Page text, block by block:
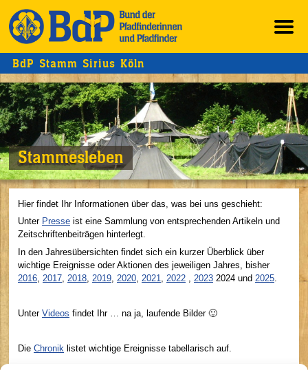
BdP Stamm Sirius Köln
Stammesleben
Hier findet Ihr Informationen über das, was bei uns geschieht:
Unter Presse ist eine Sammlung von entsprechenden Artikeln und
Zeitschriftenbeiträgen hinterlegt.
In den Jahresübersichten findet sich ein kurzer Überblick über
wichtige Ereignisse oder Aktionen des jeweiligen Jahres, bisher
2016 2017 2018 2019 2020 2021 2022 2023 2024 und 2025
Unter Videos findet Ihr … na ja, laufende Bilder 🙂
Die Chronik listet wichtige Ereignisse tabellarisch auf.